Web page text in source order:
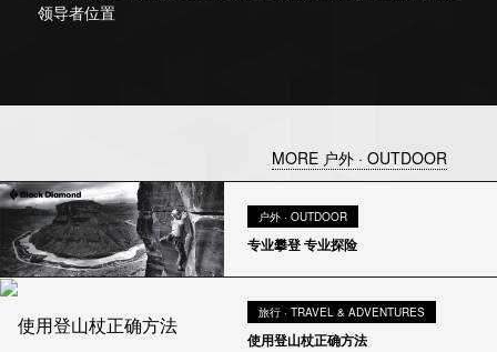
领导者位置
MORE 户外 · OUTDOOR
户外 · OUTDOOR
专业攀登 专业探险
旅行 · TRAVEL & ADVENTURES
使用登山杖正确方法